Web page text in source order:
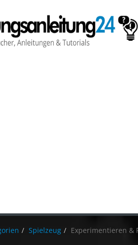
Spielzeug Experimentieren &